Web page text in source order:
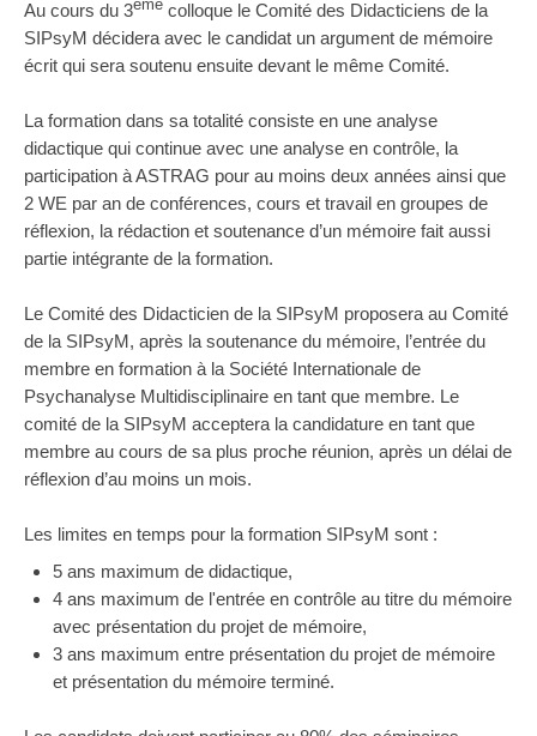
Au cours du 3ème colloque le Comité des Didacticiens de la
SIPsyM décidera avec le candidat un argument de mémoire
écrit qui sera soutenu ensuite devant le même Comité.
La formation dans sa totalité consiste en une analyse
didactique qui continue avec une analyse en contrôle, la
participation à ASTRAG pour au moins deux années ainsi que
2 WE par an de conférences, cours et travail en groupes de
réflexion, la rédaction et soutenance d’un mémoire fait aussi
partie intégrante de la formation.
Le Comité des Didacticien de la SIPsyM proposera au Comité
de la SIPsyM, après la soutenance du mémoire, l’entrée du
membre en formation à la Société Internationale de
Psychanalyse Multidisciplinaire en tant que membre. Le
comité de la SIPsyM acceptera la candidature en tant que
membre au cours de sa plus proche réunion, après un délai de
réflexion d’au moins un mois.
Les limites en temps pour la formation SIPsyM sont :
5 ans maximum de didactique,
4 ans maximum de l'entrée en contrôle au titre du mémoire
avec présentation du projet de mémoire,
3 ans maximum entre présentation du projet de mémoire
et présentation du mémoire terminé.